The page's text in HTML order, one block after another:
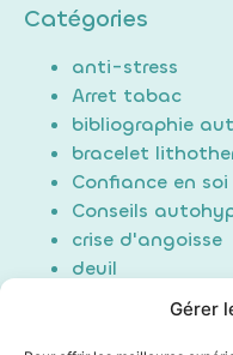
Gérer
Catégories
anti-stress
Arret tabac
bibliographie
bracelet
Confiance en soi
Conseils
crise d'angoisse
deuil